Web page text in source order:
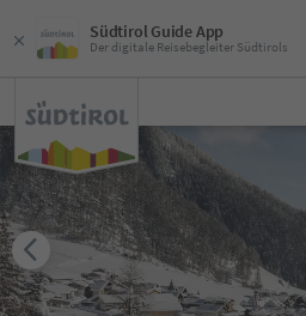
Südtirol Guide App
Der digitale Reisebegleiter Südtirols